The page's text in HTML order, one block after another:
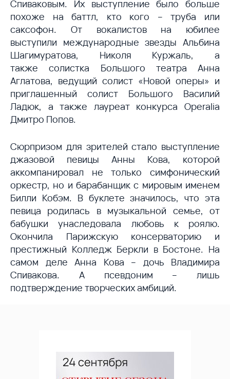
Спиваковым. Их выступление было больше
похоже на баттл, кто кого – труба или
саксофон. От вокалистов на юбилее
выступили международные звезды Альбина
Шагимуратова, Николя Куржаль, а
также солистка Большого театра Анна
Аглатова, ведущий солист «Новой оперы» и
приглашенный солист Большого Василий
Ладюк, а также лауреат конкурса Operalia
Дмитро Попов.
Сюрпризом для зрителей стало выступление
джазовой певицы Анны Кова, которой
аккомпанировал не только симфонический
оркестр, но и барабанщик с мировым именем
Билли Кобэм. В буклете значилось, что эта
певица родилась в музыкальной семье, от
бабушки унаследовала любовь к роялю.
Окончила Парижскую консерваторию и
престижный Колледж Беркли в Бостоне. На
самом деле Анна Кова – дочь Владимира
Спивакова. А псевдоним – лишь
подтверждение творческих амбиций.